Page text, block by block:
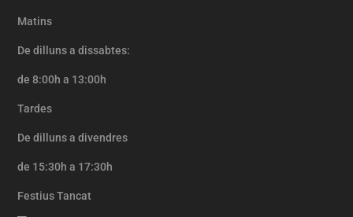
Matins
De dilluns a dissabtes:
de 8:00h a 13:00h
Tardes
De dilluns a divendres
de 15:30h a 17:30h
Festius Tancat